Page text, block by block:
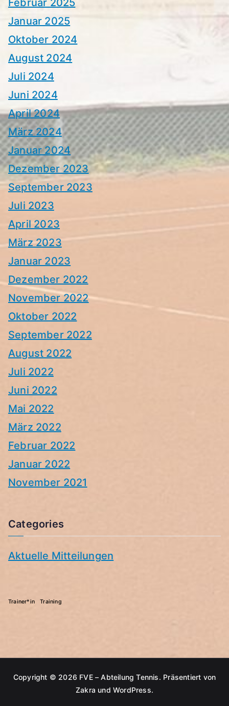
Januar 2025
Oktober 2024
August 2024
Juli 2024
Juni 2024
April 2024
März 2024
Januar 2024
Dezember 2023
September 2023
Juli 2023
April 2023
März 2023
Januar 2023
Dezember 2022
November 2022
Oktober 2022
September 2022
August 2022
Juli 2022
Juni 2022
Mai 2022
März 2022
Februar 2022
Januar 2022
November 2021
Categories
Aktuelle Mitteilungen
Trainer*in Training
Copyright © 2026 FVE – Abteilung Tennis. Präsentiert von
Zakra und WordPress.